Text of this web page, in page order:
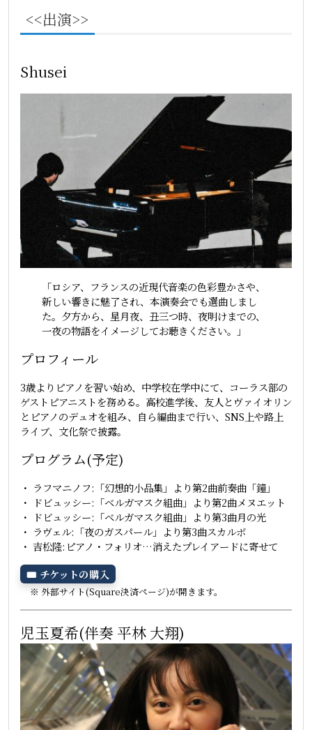
<<出演>>
Shusei
「ロシア、フランスの近現代音楽の色彩豊かさや、
新しい響きに魅了され、本演奏会でも選曲しまし
た。夕方から、星月夜、丑三つ時、夜明けまでの、
一夜の物語をイメージしてお聴きください。」
プロフィール
3歳よりピアノを習い始め、中学校在学中にて、コーラス部の
ゲストピアニストを務める。高校進学後、友人とヴァイオリン
とピアノのデュオを組み、自ら編曲まで行い、SNS上や路上
ライブ、文化祭で披露。
プログラム(予定)
・ ラフマニノフ:「幻想的小品集」より第2曲前奏曲「鐘」
・ ドビュッシー:「ベルガマスク組曲」より第2曲メヌエット
・ ドビュッシー:「ベルガマスク組曲」より第3曲月の光
・ ラヴェル:「夜のガスパール」より第3曲スカルボ
・ 吉松隆:ピアノ・フォリオ…消えたプレイアードに寄せて
🎟 チケットの購入
※ 外部サイト(Square決済ページ)が開きます。
児玉夏希(伴奏 平林 大翔)